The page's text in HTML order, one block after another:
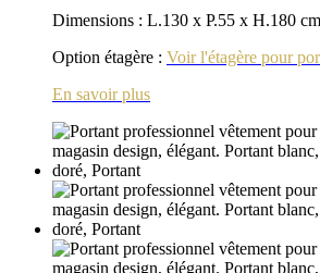
Dimensions : L.130 x P.55 x H.180 cm
Option étagère : Voir l'étagère pour
En savoir plus